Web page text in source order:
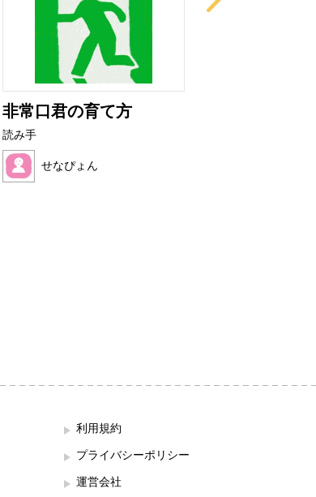
非常口君の育て方
読み手
せなぴょん
利用規約
プライバシーポリシー
運営会社